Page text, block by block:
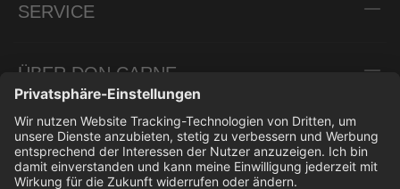
SERVICE
ÜBER DON CARNE
INFORMATIONEN